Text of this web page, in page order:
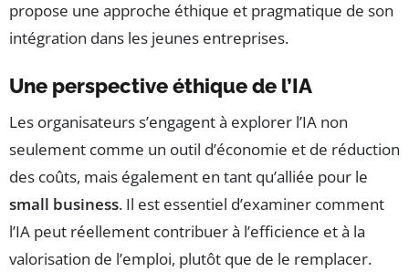
propose une approche éthique et pragmatique de son
intégration dans les jeunes entreprises.
Une perspective éthique de l’IA
Les organisateurs s’engagent à explorer l’IA non
seulement comme un outil d’économie et de réduction
des coûts, mais également en tant qu’alliée pour le
small business. Il est essentiel d’examiner comment
l’IA peut réellement contribuer à l’efficience et à la
valorisation de l’emploi, plutôt que de le remplacer.